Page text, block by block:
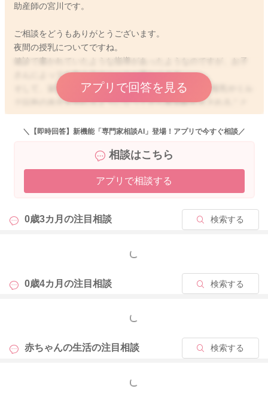
助産師の宮川です。
ご相談をどうもありがとうございます。
夜間の授乳についてですね。
健診で書かれていたような指導があったようなのですが、お子
さんによっても飲み方のペースが異なります。
そして、栄養面的には3回食を食べるようになって、母乳やミル
ク以外の水分を摂れるようになってから夜間断乳をされること
を推奨されていることもあります。
子を見て夜間の授乳をなくすようにしていただく方が良いので
はないかなと思います。
どうぞよろしくお願いします。
アプリで回答を見る
＼【即時回答】新機能「専門家相談AI」登場！アプリで今すぐ相談／
相談はこちら
アプリで相談する
0歳3カ月の注目相談 検索する
もっと見る
0歳4カ月の注目相談 検索する
もっと見る
赤ちゃんの生活の注目相談 検索する
もっと見る